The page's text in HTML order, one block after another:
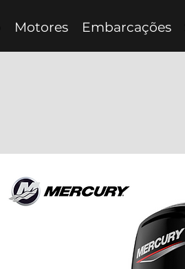
Motores Embarcações